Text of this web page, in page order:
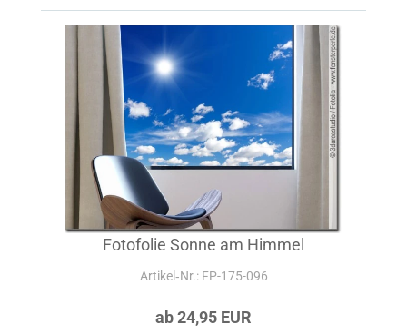
Fotofolie Sonne am Himmel
Artikel‑Nr.: FP-175-096
ab 24,95 EUR